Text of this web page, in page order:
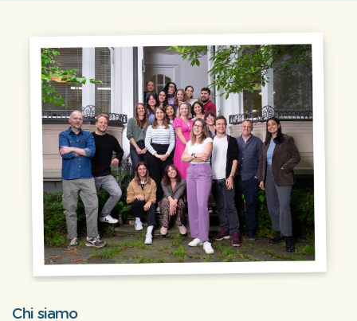
Chi siamo